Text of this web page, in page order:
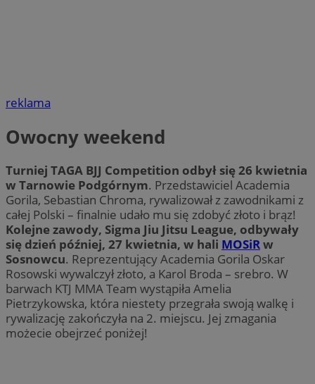
reklama
Owocny weekend
Turniej TAGA BJJ Competition odbył się 26 kwietnia
w Tarnowie Podgórnym. Przedstawiciel Academia
Gorila, Sebastian Chroma, rywalizował z zawodnikami z
całej Polski – finalnie udało mu się zdobyć złoto i brąz!
Kolejne zawody, Sigma Jiu Jitsu League, odbywały
się dzień później, 27 kwietnia, w hali MOSiRw
Sosnowcu. Reprezentujący Academia Gorila Oskar
Rosowski wywalczył złoto, a Karol Broda – srebro. W
barwach KTJ MMA Team wystąpiła Amelia
Pietrzykowska, która niestety przegrała swoją walkę i
rywalizację zakończyła na 2. miejscu. Jej zmagania
możecie obejrzeć poniżej!